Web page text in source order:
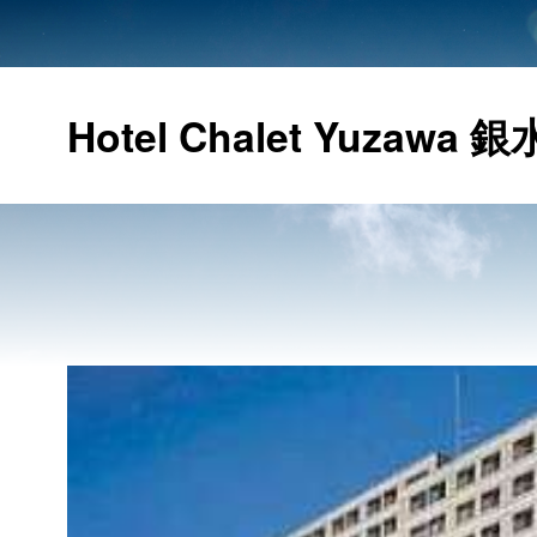
Hotel Chalet Yuzawa 銀